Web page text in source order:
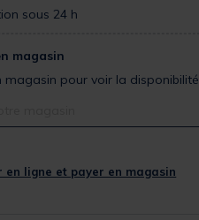
sous 24 h
magasin
magasin pour voir la disponibilité
en ligne et payer en magasin